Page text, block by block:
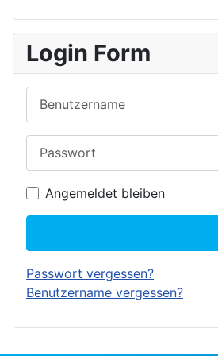
Login Form
Angemeldet bleiben
Passwort vergessen?
Benutzername vergessen?